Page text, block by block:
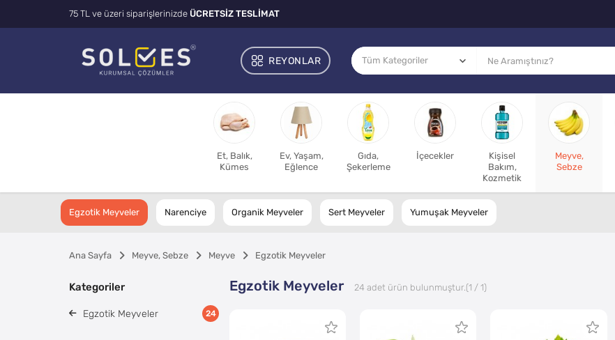
75 TL ve üzeri siparişlerinizde ÜCRETSİZ TESLİMAT
REYONLAR
Et, Balık,
Kümes
Ev, Yaşam,
Eğlence
Gıda,
Şekerleme
İçecekler
Kişisel
Bakım,
Kozmetik
Meyve,
Sebze
Egzotik Meyveler Narenciye Organik Meyveler Sert Meyveler Yumuşak Meyveler
Ana Sayfa Meyve, Sebze Meyve Egzotik Meyveler
Egzotik Meyveler 24 adet ürün bulunmuştur.(1 / 1)
Kategoriler
Egzotik Meyveler 24